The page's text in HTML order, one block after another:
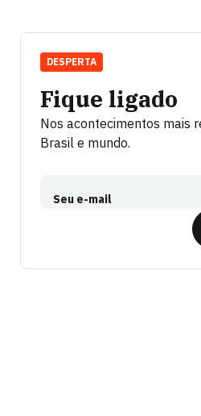
Fique ligado
Nos acontecimentos mais
Brasil e mundo.
Seu e-mail
DESPERTA